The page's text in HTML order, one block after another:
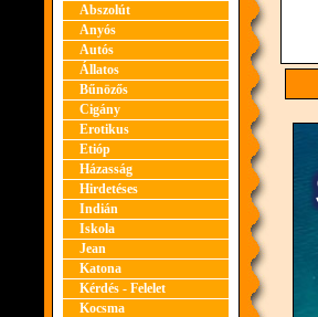
Abszolút
Anyós
Autós
Állatos
Bűnözős
Cigány
Erotikus
Etióp
Házasság
Hirdetéses
Indián
Iskola
Jean
Katona
Kérdés - Felelet
Kocsma